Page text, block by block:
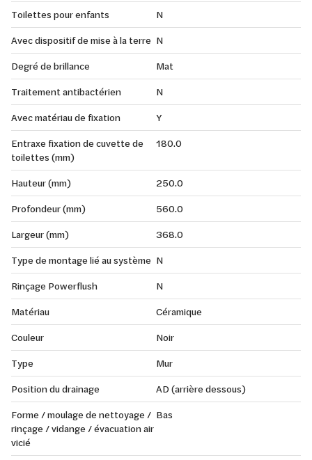
Toilettes pour enfants
N
Avec dispositif de mise à la terre N
Degré de brillance
Mat
Traitement antibactérien
N
Avec matériau de fixation
Y
Entraxe fixation de cuvette de
toilettes (mm)
180.0
Hauteur (mm)
250.0
Profondeur (mm)
560.0
Largeur (mm)
368.0
Type de montage lié au système N
Rinçage Powerflush
N
Matériau
Céramique
Couleur
Noir
Type
Mur
Position du drainage
AD (arrière dessous)
Forme / moulage de nettoyage /
rinçage / vidange / évacuation air
vicié
Bas